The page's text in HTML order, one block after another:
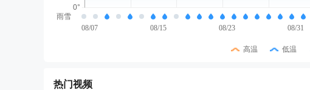
雨雪
08/07
08/15 08/23 08/31
高温 低温
热门视频